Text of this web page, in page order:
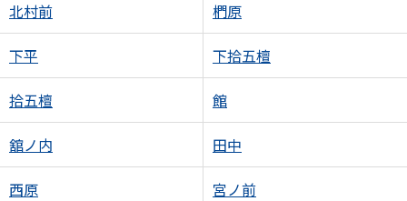
北村前 椚原
下平 下拾五檀
拾五檀 館
舘ノ内 田中
西原 宮ノ前